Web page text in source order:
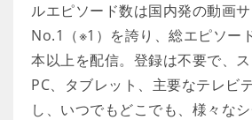
ルエピソード数は国内発の動画
No.1（※1）を誇り、総エピソー
本以上を配信。登録は不要で、
PC、タブレット、主要なテレビ
し、いつでもどこでも、様々な